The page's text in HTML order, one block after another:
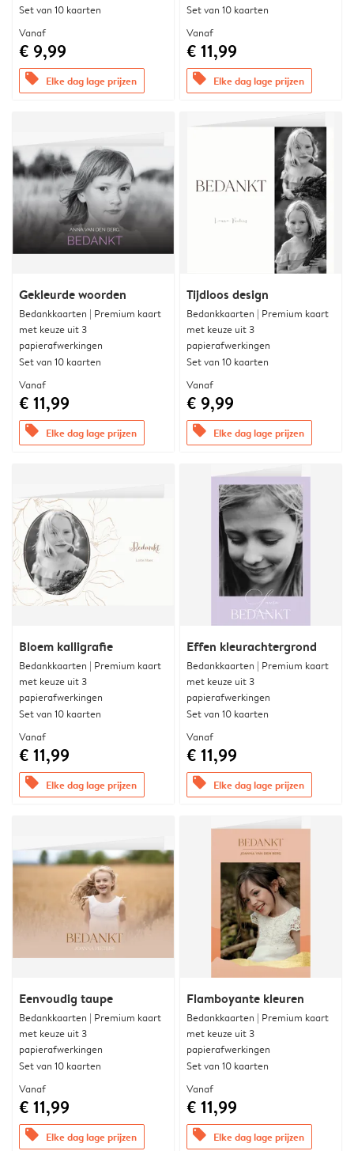
Set van 10 kaarten
Vanaf
€ 9,99
offers Elke dag lage prijzen
Set van 10 kaarten
Vanaf
€ 11,99
offers Elke dag lage prijzen
Gekleurde woorden
Bedankkaarten | Premium kaart
met keuze uit 3
papierafwerkingen
Set van 10 kaarten
Vanaf
€ 11,99
offers Elke dag lage prijzen
Tijdloos design
Bedankkaarten | Premium kaart
met keuze uit 3
papierafwerkingen
Set van 10 kaarten
Vanaf
€ 9,99
offers Elke dag lage prijzen
Bloem kalligrafie
Bedankkaarten | Premium kaart
met keuze uit 3
papierafwerkingen
Set van 10 kaarten
Vanaf
€ 11,99
offers Elke dag lage prijzen
Effen kleurachtergrond
Bedankkaarten | Premium kaart
met keuze uit 3
papierafwerkingen
Set van 10 kaarten
Vanaf
€ 11,99
offers Elke dag lage prijzen
Eenvoudig taupe
Bedankkaarten | Premium kaart
met keuze uit 3
papierafwerkingen
Set van 10 kaarten
Vanaf
€ 11,99
offers Elke dag lage prijzen
Flamboyante kleuren
Bedankkaarten | Premium kaart
met keuze uit 3
papierafwerkingen
Set van 10 kaarten
Vanaf
€ 11,99
offers Elke dag lage prijzen